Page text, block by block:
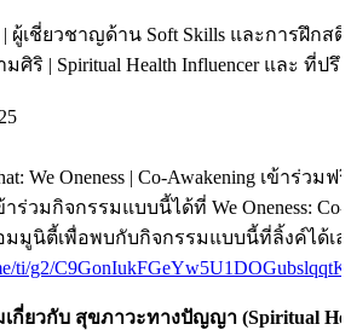
ผู้เชี่ยวชาญด้าน Soft Skills และการฝึกส
ศิริ | Spiritual Health Influencer และ ที่ป
We Oneness | Co-Awakening เข้าร่วมฟ
ร่วมกิจกรรมแบบนี้ได้ที่ We Oneness: Co-
มมูนิตี้เพื่อพบกับกิจกรรมแบบนี้ที่ลิ้งค์ได้เล
ti/g2/
เกี่ยวกับ สุขภาวะทางปัญญา (Spiritual